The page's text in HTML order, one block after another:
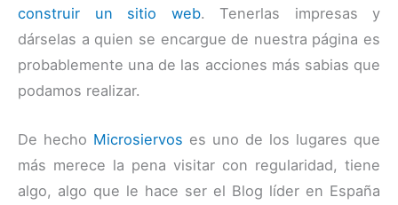
construir un sitio web. Tenerlas impresas y
dárselas a quien se encargue de nuestra página es
probablemente una de las acciones más sabias que
podamos realizar.
De hecho Microsiervos es uno de los lugares que
más merece la pena visitar con regularidad, tiene
algo, algo que le hace ser el Blog líder en España